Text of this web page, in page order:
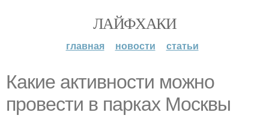
ЛАЙФХАКИ
главная новости статьи
Какие активности можно
провести в парках Москвы